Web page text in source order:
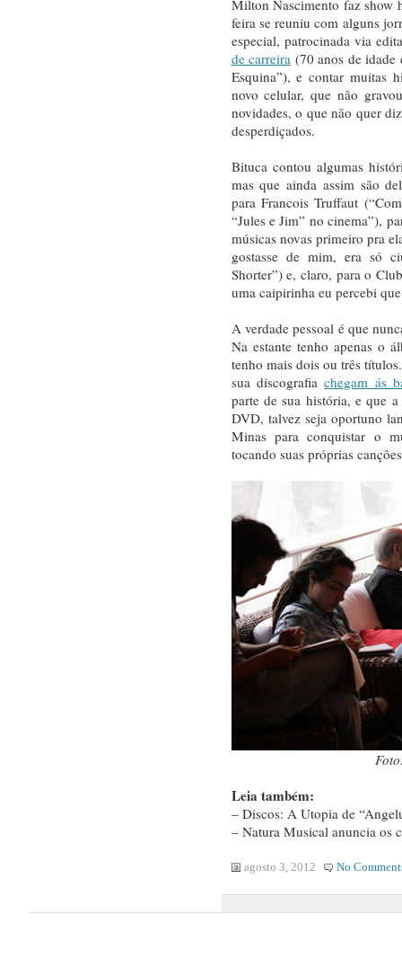
Milton Nascimento faz show
feira se reuniu com alguns
especial, patrocinada via
de carreira (70 anos de
Esquina”), e contar muitas
novo celular, que não
novidades, o que não quer
desperdiçados.
Bituca contou algumas
mas que ainda assim são
para Francois Truffaut
“Jules e Jim” no cinema”),
músicas novas primeiro pra
gostasse de mim, era só
Shorter”) e, claro, para o
uma caipirinha eu percebi
A verdade pessoal é que
Na estante tenho apenas o
tenho mais dois ou três
sua discografiachegam ás
parte de sua história, e que
DVD, talvez seja oportuno
Minas para conquistar o
tocando suas próprias
Leia também:
– Discos: A Utopia de
– Natura Musical anuncia os
agosto 3, 2012 No